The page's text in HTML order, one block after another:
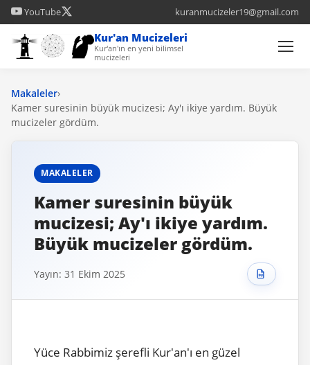
YouTube kuranmucizeler19@gmail.com
Kur'an Mucizeleri
Kur'an'ın en yeni bilimsel
mucizeleri
Makaleler›
Kamer suresinin büyük mucizesi; Ay'ı ikiye yardım. Büyük
mucizeler gördüm.
MAKALELER
Kamer suresinin büyük
mucizesi; Ay'ı ikiye yardım.
Büyük mucizeler gördüm.
Yayın: 31 Ekim 2025
Yüce Rabbimiz şerefli Kur'an'ı en güzel